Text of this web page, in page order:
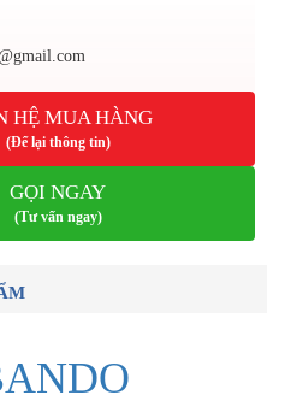
HỆ MUA HÀNG
(Để lại thông tin)
GỌI NGAY
(Tư vấn ngay)